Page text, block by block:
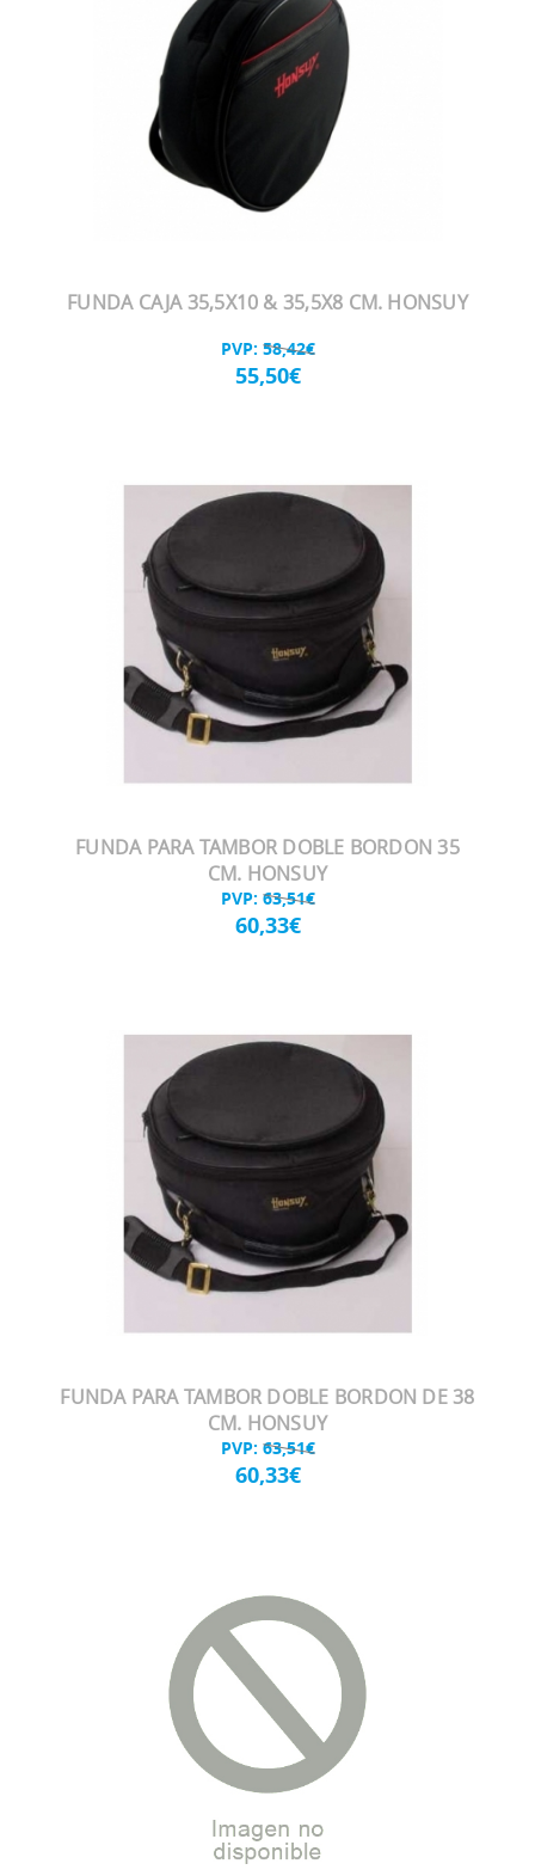
FUNDA CAJA 35,5X10 & 35,5X8 CM. HONSUY
PVP: 58,42€
55,50€
FUNDA PARA TAMBOR DOBLE BORDON 35
CM. HONSUY
PVP: 63,51€
60,33€
FUNDA PARA TAMBOR DOBLE BORDON DE 38
CM. HONSUY
PVP: 63,51€
60,33€